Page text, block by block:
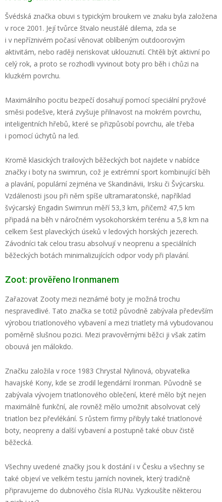
Švédská značka obuvi s typickým broukem ve znaku byla založena
v roce 2001. Její tvůrce štvalo neustálé dilema, zda se
i v nepříznivém počasí věnovat oblíbeným outdoorovým
aktivitám, nebo raději neriskovat uklouznutí. Chtěli být aktivní po
celý rok, a proto se rozhodli vyvinout boty pro běh i chůzi na
kluzkém povrchu.
Maximálního pocitu bezpečí dosahují pomocí speciální pryžové
směsi podešve, která zvyšuje přilnavost na mokrém povrchu,
inteligentních hřebů, které se přizpůsobí povrchu, ale třeba
i pomocí úchytů na led.
Kromě klasických trailových běžeckých bot najdete v nabídce
značky i boty na swimrun, což je extrémní sport kombinující běh
a plavání, populární zejména ve Skandinávii, Irsku či Švýcarsku.
Vzdálenosti jsou při něm spíše ultramaratonské, například
švýcarský Engadin Swimrun měří 53,3 km, přičemž 47,5 km
připadá na běh v náročném vysokohorském terénu a 5,8 km na
celkem šest plaveckých úseků v ledových horských jezerech.
Závodníci tak celou trasu absolvují v neoprenu a speciálních
běžeckých botách minimalizujících odpor vody při plavání.
Zoot: prověřeno Ironmanem
Zařazovat Zooty mezi neznámé boty je možná trochu
nespravedlivé. Tato značka se totiž původně zabývala především
výrobou triatlonového vybavení a mezi triatlety má vybudovanou
poměrně slušnou pozici. Mezi pravověrnými běžci ji však zatím
obouvá jen málokdo.
Značku založila v roce 1983 Chrystal Nylinová, obyvatelka
havajské Kony, kde se zrodil legendární Ironman. Původně se
zabývala vývojem triatlonového oblečení, které mělo být nejen
maximálně funkční, ale rovněž mělo umožnit absolvovat celý
triatlon bez převlékání. S růstem firmy přibyly také triatlonové
boty, neopreny a další vybavení a postupně také obuv čistě
běžecká.
Všechny uvedené značky jsou k dostání i v Česku a všechny se
také objeví ve velkém testu jarních novinek, který tradičně
připravujeme do dubnového čísla RUNu. Vyzkoušíte některou